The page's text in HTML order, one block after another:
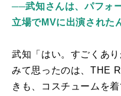
──武知さんは、パフォ
立場でMVに出演された
武知「はい。すごくあ
みて思ったのは、THE
きも、コスチュームを